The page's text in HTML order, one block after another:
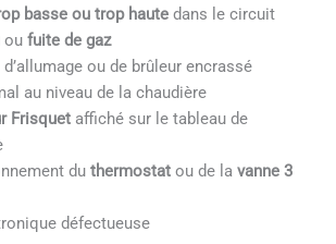
basse ou trop haute dans le circuit
oufuite de gaz
ou de brûleur encrassé
au niveau de la chaudière
Frisquet affiché sur le tableau de
duthermostat ou de lavanne 3
défectueuse